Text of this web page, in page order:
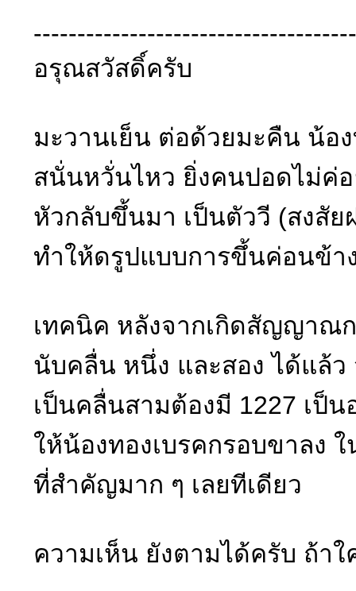
อรุณสวัสดิ์ครับ
มะวานเย็น ต่อด้วยมะคืน น้อ
สนั่นหวั่นไหว ยิ่งคนปอดไม่ค่อ
หัวกลับขึ้นมา เป็นตัววี (สงสั
ทำให้ดรูปแบบการขึ้นค่อนข้า
เทคนิค หลังจากเกิดสัญญาณ
นับคลื่น หนึ่ง และสอง ได้แล้ว
เป็นคลื่นสามต้องมี 1227 เป็
ให้น้องทองเบรคกรอบขาลง
ที่สำคัญมาก ๆ เลยทีเดียว
ความเห็น ยังตามได้ครับ ถ้า